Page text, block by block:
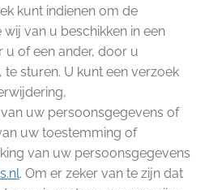
kunt indienen om de
van u beschikken in een
of een ander, door u
sturen. U kunt een verzoek
uw persoonsgegevens of
uw toestemming of
van uw persoonsgegevens
. Om er zeker van te zijn dat